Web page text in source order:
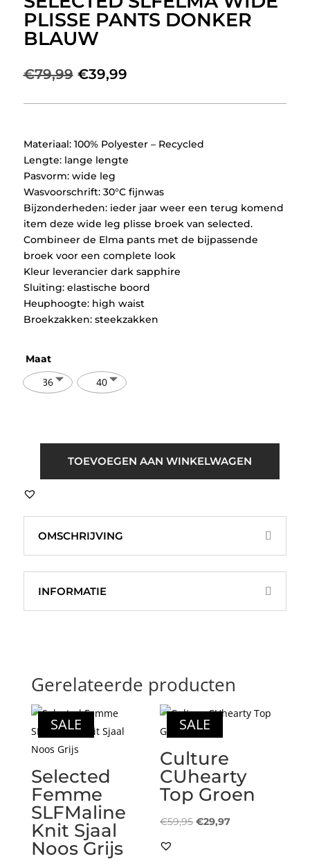
PLISSE PANTS DONKER
BLAUW
€79,99 Oorspronkelijke
was:
€39,99Huidige
is:
Materiaal: 100% Polyester – Recycled
Lengte: lange lengte
Pasvorm: wide leg
Wasvoorschrift: 30°C fijnwas
Bijzonderheden: ieder jaar weer een terug komend
item deze wide leg plisse broek van selected.
Combineer de Elma pants met de bijpassende
broek voor een complete look
Kleur leverancier dark sapphire
Sluiting: elastische boord
Heuphoogte: high waist
Broekzakken: steekzakken
Maat
36 40
Wide
Donker
Blauw
aantal
TOEVOEGEN AAN WINKELWAGEN
OMSCHRIJVING
INFORMATIE
Gerelateerde producten
SALE
Selected
Femme
SLFMaline
Knit Sjaal
Noos Grijs
SALE
Culture
CUhearty
Top Groen
€59,95 Oorspronkelijke
€29,97Huidige